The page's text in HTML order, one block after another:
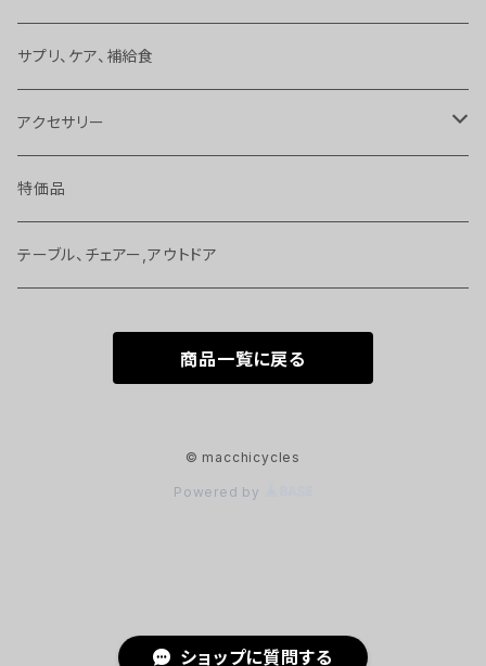
ショップに質問する
ハンドル、ステム、バーテープ 等
変速、ギヤ、ブレーキ
バッグ、アクセサリー
ヘッドパーツ、スペーサー 等
シートポスト、サドル
バッグ
サングラス
ジャージ、T－シャツ 等
ヘルメット
サプリ、ケア、補給食
アクセサリー
ボトル
サイクルコンピューター
特価品
テーブル、チェアー,アウトドア
商品一覧に戻る
© macchicycles
Powered by